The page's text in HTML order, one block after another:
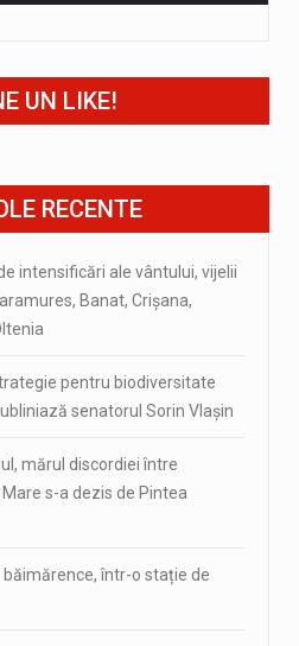
UN LIKE!
RECENTE
intensificări ale vântului, vijelii
Banat, Crișana,
pentru biodiversitate
senatorul Sorin Vlașin
mărul discordiei între
s-a dezis de Pintea
într-o stație de